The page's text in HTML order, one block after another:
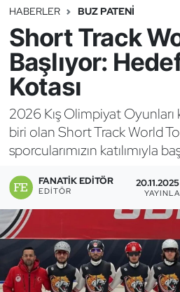
HABERLER BUZ PATENI
Short Track
Başlıyor:
Kotası
2026 Kış Olimpiyat Oyunları
biri olan Short Track World
sporcularımızın katılımıyla
FANATIK EDITÖR
EDITÖR
Binicilik
Bisiklet
Bocce Bowling Dart
Boks
Briç
Buz Hokeyi
Buz Pateni
Çim Hokeyi